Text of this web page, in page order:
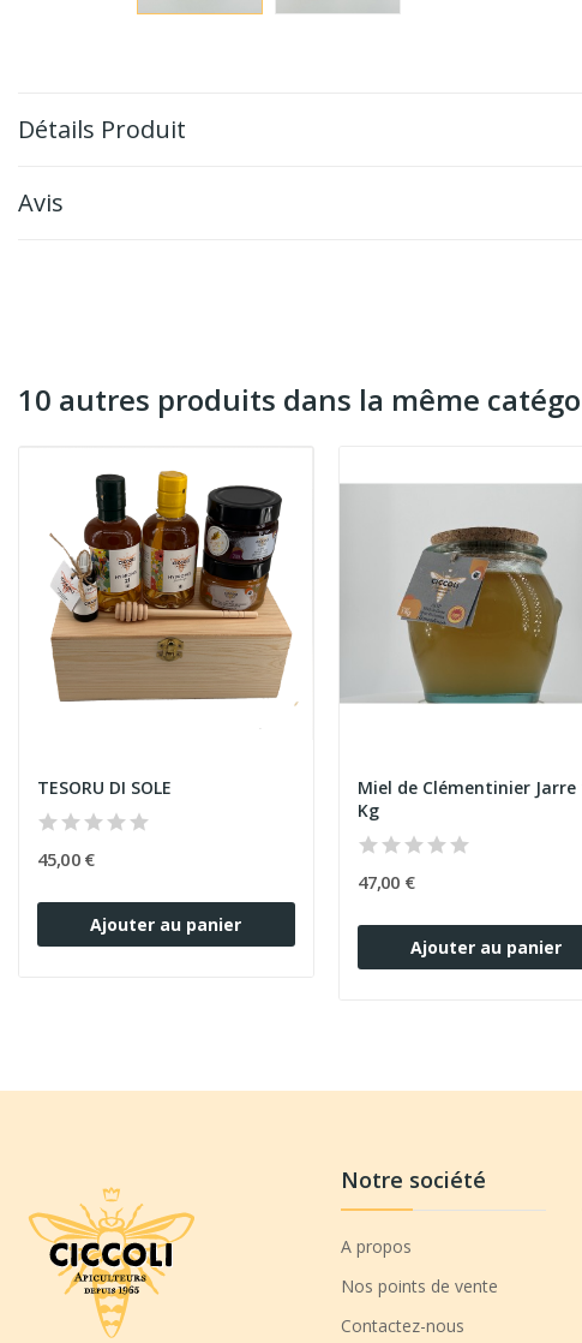
Détails Produit
Avis
10 autres produits dans la même
TESORU DI SOLE
45,00 €
Ajouter au panier
Miel de Clémentinier Jarre
Kg
47,00 €
Ajouter au panier
Notre société
A propos
Nos points de vente
Contactez-nous